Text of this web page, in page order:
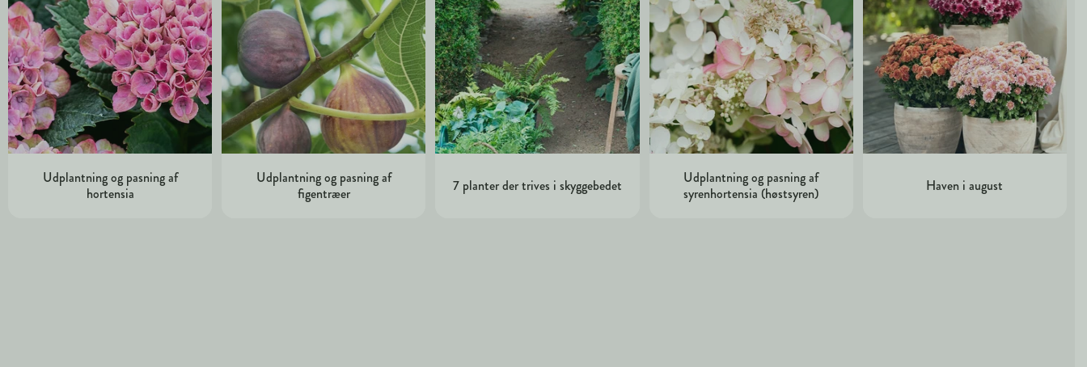
Udplantning og pasning af
hortensia
Udplantning og pasning af
figentræer
7 planter der trives i skyggebedet
Udplantning og pasning af
syrenhortensia (høstsyren)
Haven i august